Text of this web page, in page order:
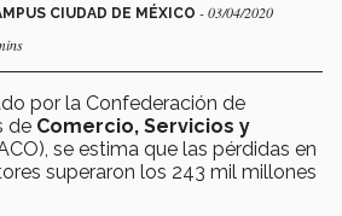
CIUDAD DE MÉXICO - 03/04/2020
por la Confederación de
de Comercio, Servicios y
se estima que las pérdidas en
superaron los 243 mil millones